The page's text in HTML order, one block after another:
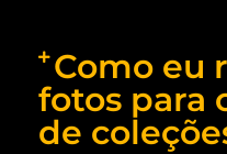
Como eu
fotos para
de